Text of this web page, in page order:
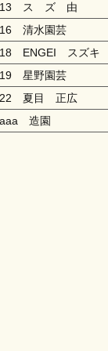
ス ズ 由
清水園芸
ENGEI スズキ
星野園芸
夏目 正広
造園